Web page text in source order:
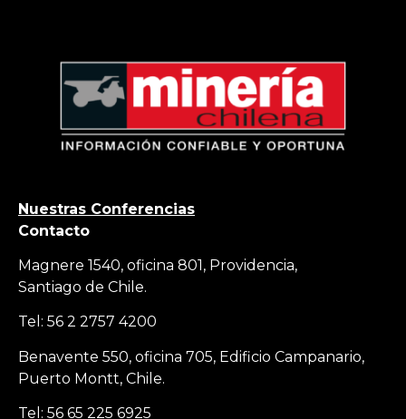
Nuestras Conferencias
Contacto
Magnere 1540, oficina 801, Providencia,
Santiago de Chile.
Tel: 56 2 2757 4200
Benavente 550, oficina 705, Edificio Campanario,
Puerto Montt, Chile.
Tel: 56 65 225 6925